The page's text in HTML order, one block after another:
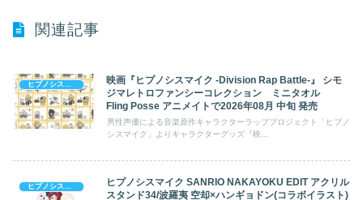
関連記事
ヒプノシスマイク
映画『ヒプノシスマイク -Division Rap Battle-』 シモ
ジマレトロファンシーコレクション ミニタオル
Fling Posse アニメイトで2026年08月 中旬 発売
男性声優による音楽原作キャラクターラッププロジェクト「ヒプノ
シスマイク」よりキャラクターグッズ『映...
ヒプノシスマイク SANRIO NAKAYOKU EDIT アクリル
スタンド34/波羅夷 空却×ハンギョドン(コラボイラスト)